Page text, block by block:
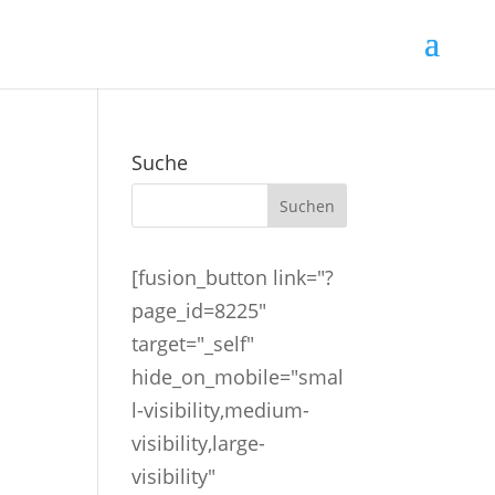
Suche
[fusion_button link="?
page_id=8225"
target="_self"
hide_on_mobile="smal
l-visibility,medium-
visibility,large-
visibility"